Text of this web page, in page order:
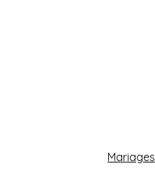
Mariages